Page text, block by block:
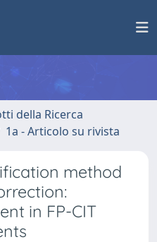
della Ricerca
1a - Articolo su rivista
method
in FP-CIT